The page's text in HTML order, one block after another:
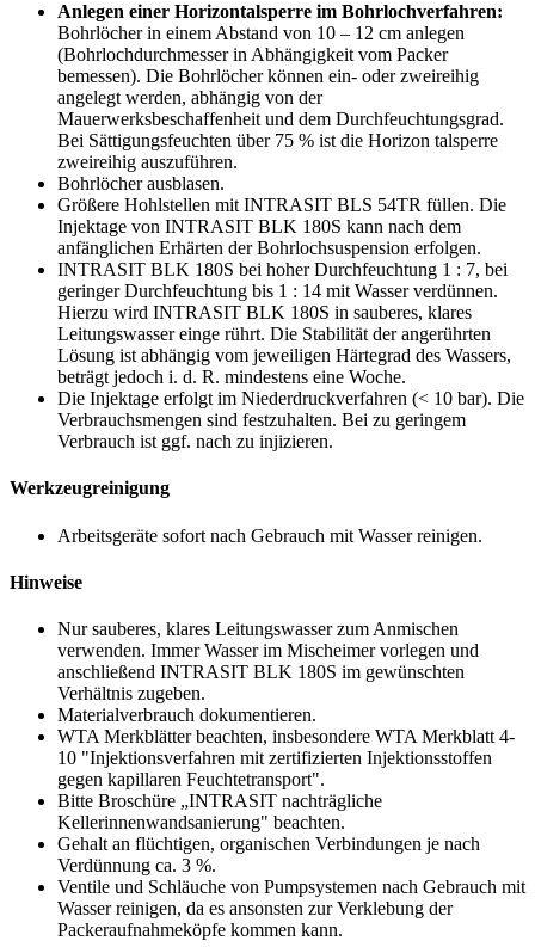
Anlegen einer Horizontalsperre im Bohrlochverfahren:
Bohrlöcher in einem Abstand von 10 – 12 cm anlegen
(Bohrlochdurchmesser in Abhängigkeit vom Packer
bemessen). Die Bohrlöcher können ein- oder zweireihig
angelegt werden, abhängig von der
Mauerwerksbeschaffenheit und dem Durchfeuchtungsgrad.
Bei Sättigungsfeuchten über 75 % ist die Horizon talsperre
zweireihig auszuführen.
Bohrlöcher ausblasen.
Größere Hohlstellen mit INTRASIT BLS 54TR füllen. Die
Injektage von INTRASIT BLK 180S kann nach dem
anfänglichen Erhärten der Bohrlochsuspension erfolgen.
INTRASIT BLK 180S bei hoher Durchfeuchtung 1 : 7, bei
geringer Durchfeuchtung bis 1 : 14 mit Wasser verdünnen.
Hierzu wird INTRASIT BLK 180S in sauberes, klares
Leitungswasser einge rührt. Die Stabilität der angerührten
Lösung ist abhängig vom jeweiligen Härtegrad des Wassers,
beträgt jedoch i. d. R. mindestens eine Woche.
Die Injektage erfolgt im Niederdruckverfahren (< 10 bar). Die
Verbrauchsmengen sind festzuhalten. Bei zu geringem
Verbrauch ist ggf. nach zu injizieren.
Werkzeugreinigung
Arbeitsgeräte sofort nach Gebrauch mit Wasser reinigen.
Hinweise
Nur sauberes, klares Leitungswasser zum Anmischen
verwenden. Immer Wasser im Mischeimer vorlegen und
anschließend INTRASIT BLK 180S im gewünschten
Verhältnis zugeben.
Materialverbrauch dokumentieren.
WTA Merkblätter beachten, insbesondere WTA Merkblatt 4-
10 "Injektionsverfahren mit zertifizierten Injektionsstoffen
gegen kapillaren Feuchtetransport".
Bitte Broschüre „INTRASIT nachträgliche
Kellerinnenwandsanierung" beachten.
Gehalt an flüchtigen, organischen Verbindungen je nach
Verdünnung ca. 3 %.
Ventile und Schläuche von Pumpsystemen nach Gebrauch mit
Wasser reinigen, da es ansonsten zur Verklebung der
Packeraufnahmeköpfe kommen kann.